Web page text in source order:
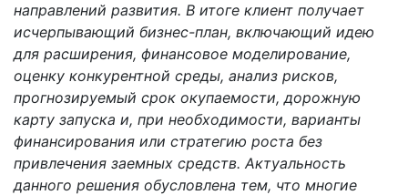
направлений развития. В итоге клиент получает
исчерпывающий бизнес-план, включающий идею
для расширения, финансовое моделирование,
оценку конкурентной среды, анализ рисков,
прогнозируемый срок окупаемости, дорожную
карту запуска и, при необходимости, варианты
финансирования или стратегию роста без
привлечения заемных средств. Актуальность
данного решения обусловлена тем, что многие